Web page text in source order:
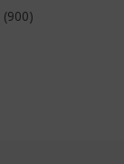
(900)